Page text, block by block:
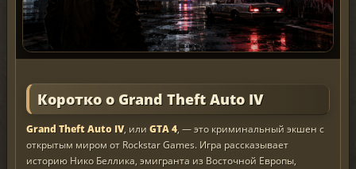
Коротко о Grand Theft Auto IV
Grand Theft Auto IV, или GTA 4, — это криминальный экшен с
открытым миром от Rockstar Games. Игра рассказывает
историю Нико Беллика, эмигранта из Восточной Европы,